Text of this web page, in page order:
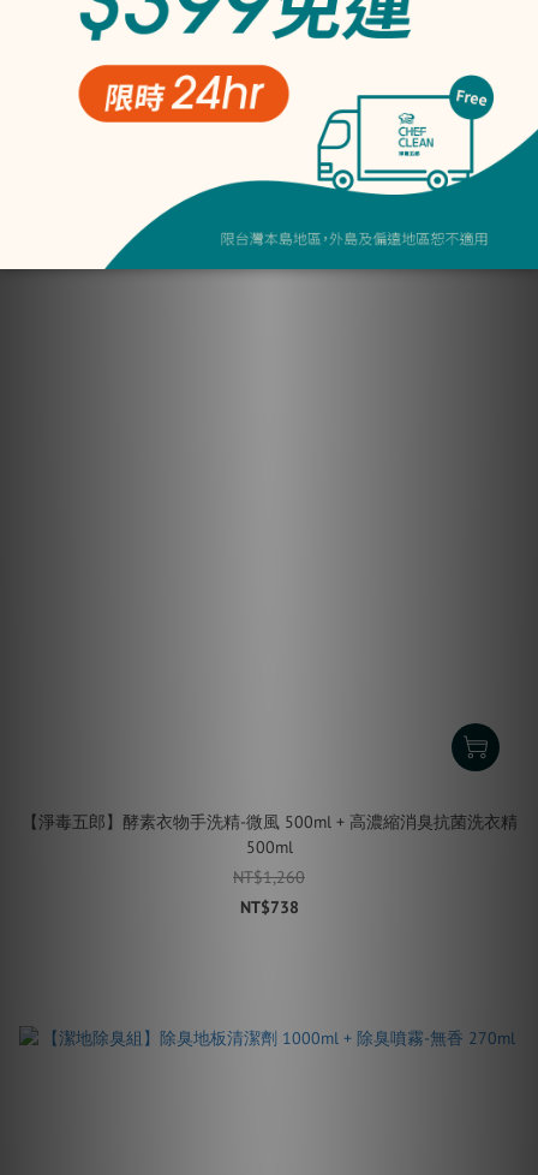
NT$1,258
【淨毒五郎】酵素衣物手洗精-微風 500ml + 高濃縮消臭抗菌洗衣精
500ml
NT$1,260
NT$738